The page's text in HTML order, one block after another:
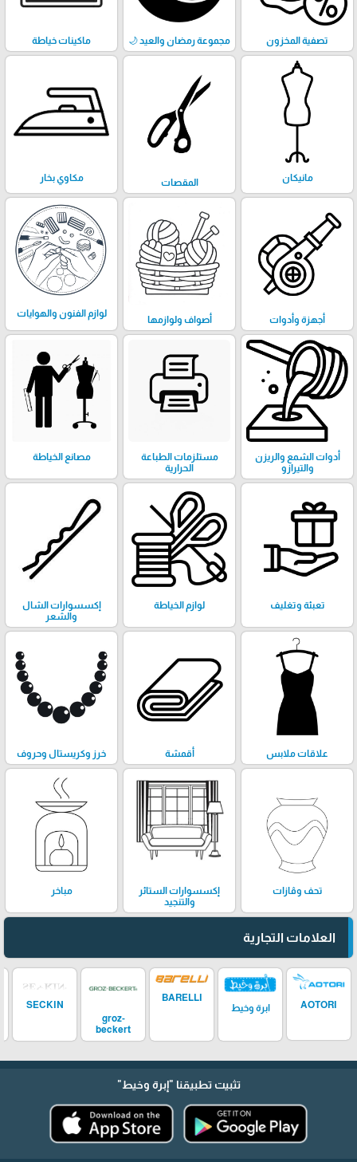
تصفية المخزون مجموعة رمضان والعيد 🌙 ماكينات خياطة
مانيكان المقصات مكاوي بخار
أجهزة وأدوات أصواف ولوازمها
لوازم الفنون والهوايات
أدوات الشمع والريزن
والتيرازو
مستلزمات الطباعة
الحرارية
مصانع الخياطة
تعبئة وتغليف لوازم الخياطة
إكسسوارات الشال
والشعر
علاقات ملابس أقمشة خرز وكريستال وحروف
تحف وڤازات
إكسسوارات الستائر
والتنجيد
مباخر
العلامات التجارية
AOTORI ابرة وخيط
BARELLI
groz-
beckert
SECKIN
تثبيت تطبيقنا "إبرة وخيط"